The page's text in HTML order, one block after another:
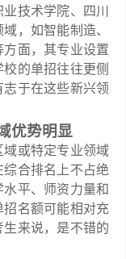
技术学院、四川
，如智能制造、
面，其专业设置
的单招往往更侧
于在这些新兴领
优势明显
域或特定专业领域
合排名上不占绝
平、师资力量和
名额可能相对充
来说，是不错的